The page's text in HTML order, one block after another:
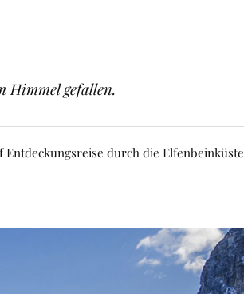
Himmel gefallen.
Entdeckungsreise durch die Elfenbeinküste